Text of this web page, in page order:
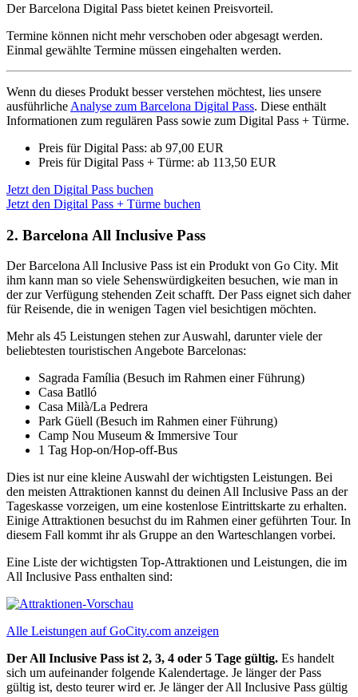
Der Barcelona Digital Pass bietet keinen Preisvorteil.
Termine können nicht mehr verschoben oder abgesagt werden.
Einmal gewählte Termine müssen eingehalten werden.
Wenn du dieses Produkt besser verstehen möchtest, lies unsere
ausführliche Analyse zum Barcelona Digital Pass. Diese enthält
Informationen zum regulären Pass sowie zum Digital Pass + Türme.
Preis für Digital Pass: ab 97,00 EUR
Preis für Digital Pass + Türme: ab 113,50 EUR
Jetzt den Digital Pass buchen
Jetzt den Digital Pass + Türme buchen
2. Barcelona All Inclusive Pass
Der Barcelona All Inclusive Pass ist ein Produkt von Go City. Mit
ihm kann man so viele Sehenswürdigkeiten besuchen, wie man in
der zur Verfügung stehenden Zeit schafft. Der Pass eignet sich daher
für Reisende, die in wenigen Tagen viel besichtigen möchten.
Mehr als 45 Leistungen stehen zur Auswahl, darunter viele der
beliebtesten touristischen Angebote Barcelonas:
Sagrada Família (Besuch im Rahmen einer Führung)
Casa Batlló
Casa Milà/La Pedrera
Park Güell (Besuch im Rahmen einer Führung)
Camp Nou Museum & Immersive Tour
1 Tag Hop-on/Hop-off-Bus
Dies ist nur eine kleine Auswahl der wichtigsten Leistungen. Bei
den meisten Attraktionen kannst du deinen All Inclusive Pass an der
Tageskasse vorzeigen, um eine kostenlose Eintrittskarte zu erhalten.
Einige Attraktionen besuchst du im Rahmen einer geführten Tour. In
diesem Fall kommt ihr als Gruppe an den Warteschlangen vorbei.
Eine Liste der wichtigsten Top-Attraktionen und Leistungen, die im
All Inclusive Pass enthalten sind:
Alle Leistungen auf GoCity.com anzeigen
Der All Inclusive Pass ist 2, 3, 4 oder 5 Tage gültig. Es handelt
sich um aufeinander folgende Kalendertage. Je länger der Pass
gültig ist, desto teurer wird er. Je länger der All Inclusive Pass gültig